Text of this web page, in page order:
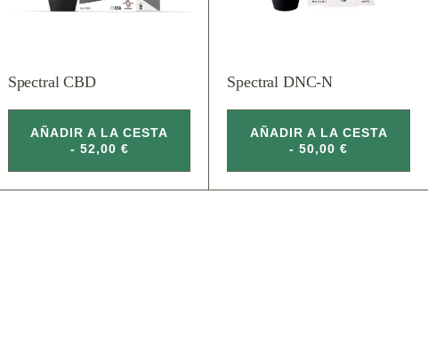
Spectral CBD
AÑADIR A LA CESTA
- 52,00 €
Spectral DNC-N
AÑADIR A LA CESTA
- 50,00 €